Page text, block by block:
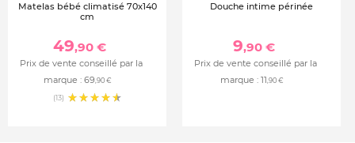
Matelas bébé climatisé 70x140
cm
49,90 €
Prix de vente conseillé par la
marque : 69,90 €
(13)
Douche intime périnée
9,90 €
Prix de vente conseillé par la
marque : 11,90 €